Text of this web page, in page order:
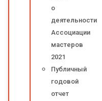
о
деятельности
Ассоциации
мастеров
2021
Публичный
годовой
отчет